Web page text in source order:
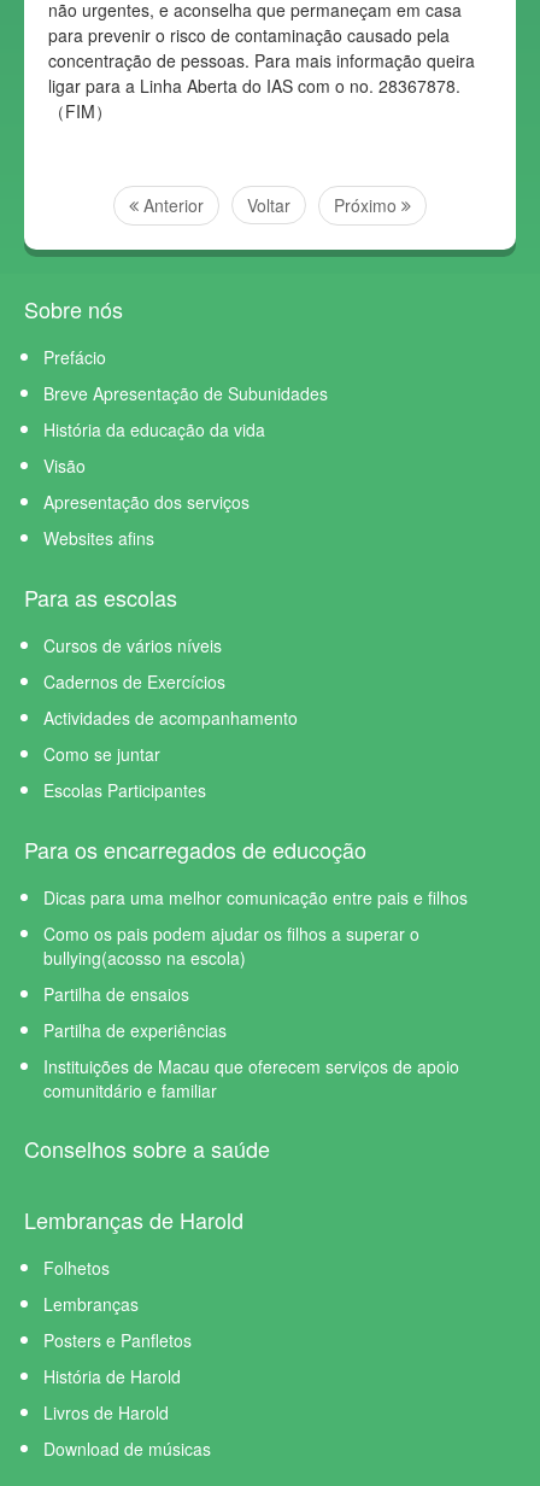
não urgentes, e aconselha que permaneçam em casa
para prevenir o risco de contaminação causado pela
concentração de pessoas. Para mais informação queira
ligar para a Linha Aberta do IAS com o no. 28367878.
（FIM）
Anterior Voltar Próximo
Sobre nós
Prefácio
Breve Apresentação de Subunidades
História da educação da vida
Visão
Apresentação dos serviços
Websites afins
Para as escolas
Cursos de vários níveis
Cadernos de Exercícios
Actividades de acompanhamento
Como se juntar
Escolas Participantes
Para os encarregados de educoção
Dicas para uma melhor comunicação entre pais e filhos
Como os pais podem ajudar os filhos a superar o
bullying(acosso na escola)
Partilha de ensaios
Partilha de experiências
Instituições de Macau que oferecem serviços de apoio
comunitdário e familiar
Conselhos sobre a saúde
Lembranças de Harold
Folhetos
Lembranças
Posters e Panfletos
História de Harold
Livros de Harold
Download de músicas